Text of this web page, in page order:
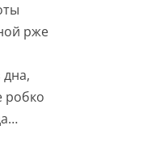
рже
робко